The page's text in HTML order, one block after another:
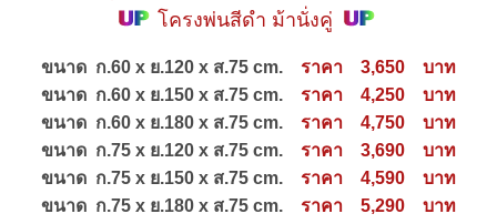
โครงพ่นสีดำ ม้านั่งคู่
ขนาด ก.60 x ย.120 x ส.75 cm. ราคา 3,650 บาท
ขนาด ก.60 x ย.150 x ส.75 cm. ราคา 4,250 บาท
ขนาด ก.60 x ย.180 x ส.75 cm. ราคา 4,750 บาท
ขนาด ก.75 x ย.120 x ส.75 cm.
ราคา 3,690 บาท
ขนาด ก.75 x ย.150 x ส.75 cm. ราคา 4,590 บาท
ขนาด ก.75 x ย.180 x ส.75 cm.
ราคา 5,290 บาท